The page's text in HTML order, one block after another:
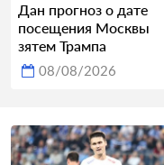
Дан прогноз о дате
посещения Москвы
зятем Трампа
08/08/2026